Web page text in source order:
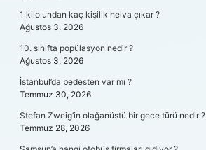
1 kilo undan kaç kişilik helva çıkar ?
Ağustos 3, 2026
10. sınıfta popülasyon nedir ?
Ağustos 3, 2026
İstanbul’da bedesten var mı ?
Temmuz 30, 2026
Stefan Zweig’in olağanüstü bir gece türü nedir ?
Temmuz 28, 2026